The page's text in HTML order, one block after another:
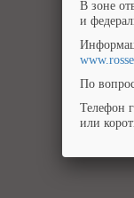
В зоне
и
По
Телефон
или